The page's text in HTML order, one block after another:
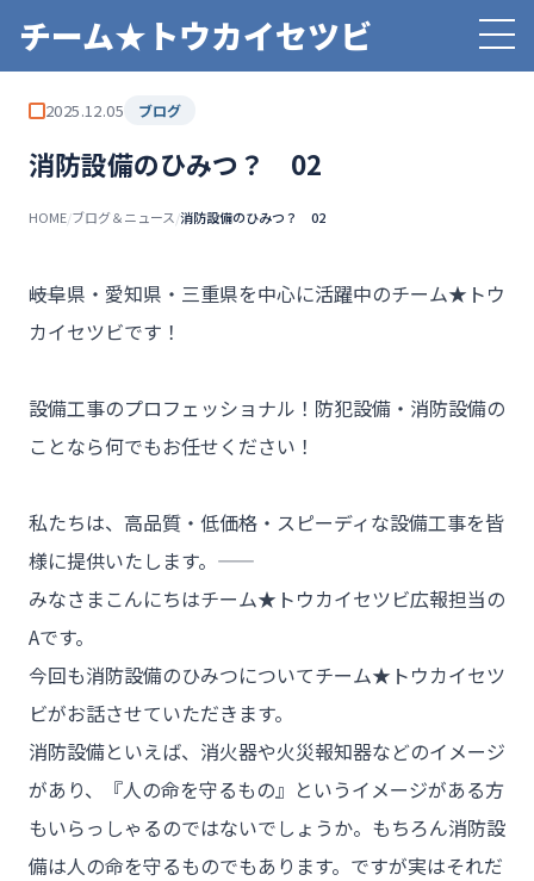
チーム★トウカイセツビ
2025.12.05 ブログ
消防設備のひみつ？ 02
HOME/ブログ＆ニュース/消防設備のひみつ？ 02
――岐阜県・愛知県・三重県を中心に活躍中のチーム★トウ
カイセツビです！
設備工事のプロフェッショナル！防犯設備・消防設備の
ことなら何でもお任せください！
私たちは、高品質・低価格・スピーディな設備工事を皆
様に提供いたします。――
みなさまこんにちはチーム★トウカイセツビ広報担当の
Aです。
今回も消防設備のひみつについてチーム★トウカイセツ
ビがお話させていただきます。
消防設備といえば、消火器や火災報知器などのイメージ
があり、『人の命を守るもの』というイメージがある方
もいらっしゃるのではないでしょうか。もちろん消防設
備は人の命を守るものでもあります。ですが実はそれだ